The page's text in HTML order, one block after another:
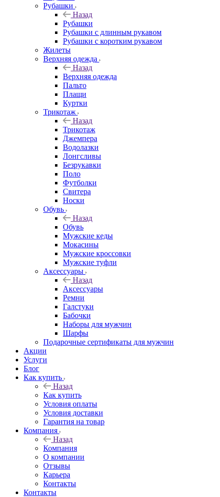
Рубашки
Назад
Рубашки
Рубашки с длинным рукавом
Рубашки с коротким рукавом
Жилеты
Верхняя одежда
Назад
Верхняя одежда
Пальто
Плащи
Куртки
Трикотаж
Назад
Трикотаж
Джемпера
Водолазки
Лонгсливы
Безрукавки
Поло
Футболки
Свитера
Носки
Обувь
Назад
Обувь
Мужские кеды
Мокасины
Мужские кроссовки
Мужские туфли
Аксессуары
Назад
Аксессуары
Ремни
Галстуки
Бабочки
Наборы для мужчин
Шарфы
Подарочные сертификаты для мужчин
Акции
Услуги
Блог
Как купить
Назад
Как купить
Условия оплаты
Условия доставки
Гарантия на товар
Компания
Назад
Компания
О компании
Отзывы
Карьера
Контакты
Контакты